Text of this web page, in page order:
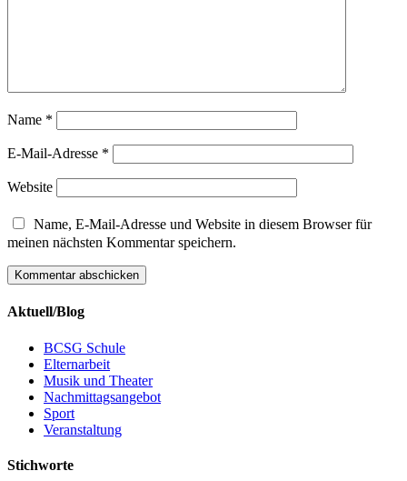
Name *
E-Mail-Adresse *
Website
Name, E-Mail-Adresse und Website in diesem Browser für
meinen nächsten Kommentar speichern.
Aktuell/Blog
BCSG Schule
Elternarbeit
Musik und Theater
Nachmittagsangebot
Sport
Veranstaltung
Stichworte